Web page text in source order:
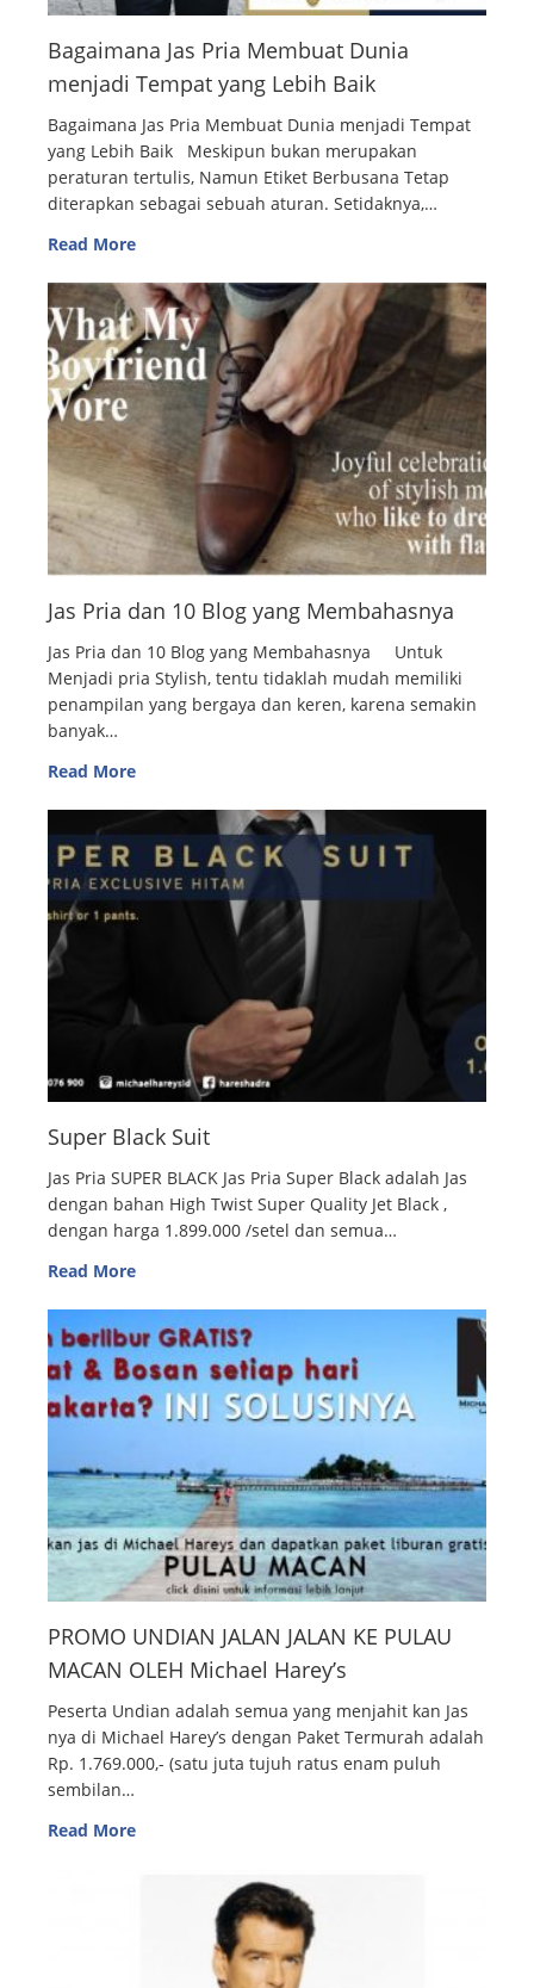
Bagaimana Jas Pria Membuat Dunia
menjadi Tempat yang Lebih Baik
Bagaimana Jas Pria Membuat Dunia menjadi Tempat
yang Lebih Baik Meskipun bukan merupakan
peraturan tertulis, Namun Etiket Berbusana Tetap
diterapkan sebagai sebuah aturan. Setidaknya,…
Read More
Jas Pria dan 10 Blog yang Membahasnya
Jas Pria dan 10 Blog yang Membahasnya Untuk
Menjadi pria Stylish, tentu tidaklah mudah memiliki
penampilan yang bergaya dan keren, karena semakin
banyak…
Read More
Super Black Suit
Jas Pria SUPER BLACK Jas Pria Super Black adalah Jas
dengan bahan High Twist Super Quality Jet Black ,
dengan harga 1.899.000 /setel dan semua…
Read More
PROMO UNDIAN JALAN JALAN KE PULAU
MACAN OLEH Michael Harey’s
Peserta Undian adalah semua yang menjahit kan Jas
nya di Michael Harey’s dengan Paket Termurah adalah
Rp. 1.769.000,- (satu juta tujuh ratus enam puluh
sembilan…
Read More